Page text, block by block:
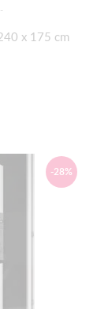
fenntartja!
x 175 cm
-28%